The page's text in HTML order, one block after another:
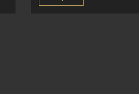
musée Paul Eluard de Saint-